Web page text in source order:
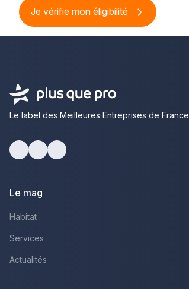
Je vérifie mon éligibilité
Le label des Meilleures Entreprises de France
Le mag
Habitat
Services
Actualités